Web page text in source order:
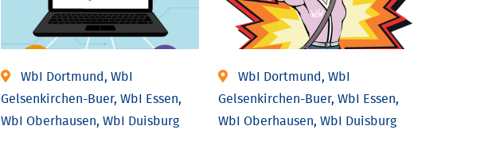
WbI Dortmund, WbI
Gelsenkirchen-Buer, WbI Essen,
WbI Oberhausen, WbI Duisburg
WbI Dortmund, WbI
Gelsenkirchen-Buer, WbI Essen,
WbI Oberhausen, WbI Duisburg